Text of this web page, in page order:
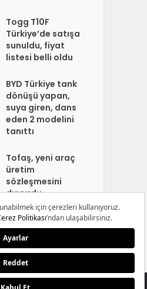
Togg T10F
Türkiye’de satışa
sunuldu, fiyat
listesi belli oldu
BYD Türkiye tank
dönüşü yapan,
suya giren, dans
eden 2 modelini
tanıttı
Tofaş, yeni araç
üretim
sözleşmesini
duyurdu